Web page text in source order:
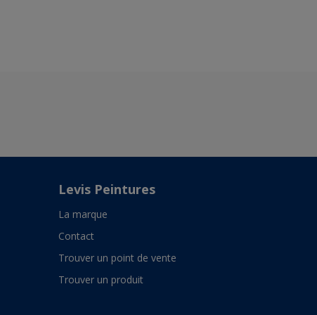
Levis Peintures
La marque
Contact
Trouver un point de vente
Trouver un produit